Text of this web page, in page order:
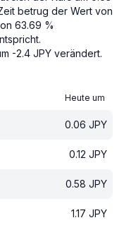
betrug der Wert von
63.69 %
-2.4 JPY verändert.
Heute um
0.06 JPY
0.12 JPY
0.58 JPY
1.17 JPY